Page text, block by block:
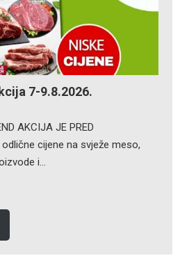
7-9.8.2026.
AKCIJA JE PRED
cijene na svježe meso,
i…